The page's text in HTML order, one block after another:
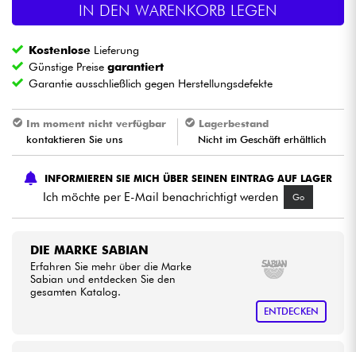
Licht
Drums
Violinen & Quartett
Kinder
HiFi
IN DEN WARENKORB LEGEN
Kostenlose Lieferung
Günstige Preisegarantiert
Garantie ausschließlich gegen Herstellungsdefekte
Im moment nicht verfügbar
kontaktieren Sie uns
Lagerbestand
Nicht im Geschäft erhältlich
INFORMIEREN SIE MICH ÜBER SEINEN EINTRAG AUF LAGER
Ich möchte per E-Mail benachrichtigt werden Go
DIE MARKE SABIAN
Erfahren Sie mehr über die Marke
Sabian und entdecken Sie den
gesamten Katalog.
ENTDECKEN